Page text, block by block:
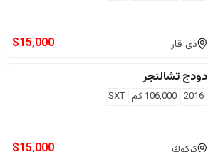
ذى قار $15,000
دودج تشالنجر
2016
106,000 كم SXT